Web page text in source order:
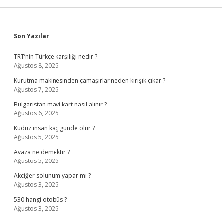
Sidebar
Son Yazılar
TRT’nin Türkçe karşılığı nedir ?
Ağustos 8, 2026
Kurutma makinesinden çamaşırlar neden kırışık çıkar ?
Ağustos 7, 2026
Bulgaristan mavi kart nasıl alınır ?
Ağustos 6, 2026
Kuduz insan kaç günde ölür ?
Ağustos 5, 2026
Avaza ne demektir ?
Ağustos 5, 2026
Akciğer solunum yapar mı ?
Ağustos 3, 2026
530 hangi otobüs ?
Ağustos 3, 2026